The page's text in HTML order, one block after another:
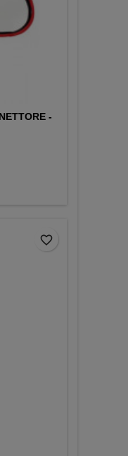
-
favorite_border